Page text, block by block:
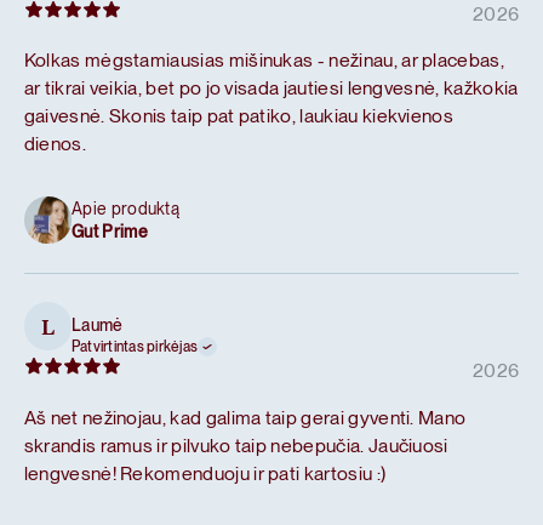
2026
Kolkas mėgstamiausias mišinukas - nežinau, ar placebas,
ar tikrai veikia, bet po jo visada jautiesi lengvesnė, kažkokia
gaivesnė. Skonis taip pat patiko, laukiau kiekvienos
dienos.
Apie produktą
Gut Prime
L Laumė
Patvirtintas pirkėjas
2026
Aš net nežinojau, kad galima taip gerai gyventi. Mano
skrandis ramus ir pilvuko taip nebepučia. Jaučiuosi
lengvesnė! Rekomenduoju ir pati kartosiu :)